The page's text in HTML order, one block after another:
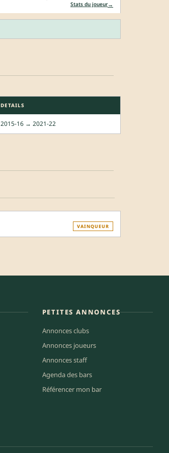
Stats du joueur→
DETAILS
2015-16 → 2021-22
VAINQUEUR
PETITES ANNONCES
Annonces clubs
Annonces joueurs
Annonces staff
Agenda des bars
Référencer mon bar